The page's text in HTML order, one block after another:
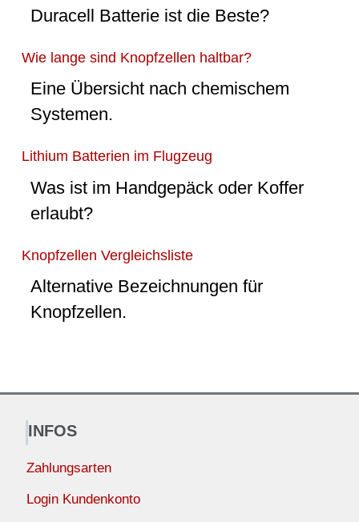
Duracell Batterie ist die Beste?
Wie lange sind Knopfzellen haltbar?
Eine Übersicht nach chemischem
Systemen.
Lithium Batterien im Flugzeug
Was ist im Handgepäck oder Koffer
erlaubt?
Knopfzellen Vergleichsliste
Alternative Bezeichnungen für
Knopfzellen.
INFOS
Zahlungsarten
Login Kundenkonto